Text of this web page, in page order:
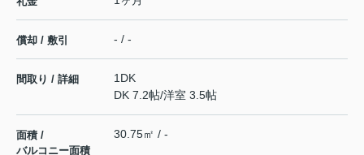
償却 / 敷引 - / -
間取り / 詳細
1DK
DK 7.2帖/洋室 3.5帖
面積 /
バルコニー面積
30.75㎡ / -